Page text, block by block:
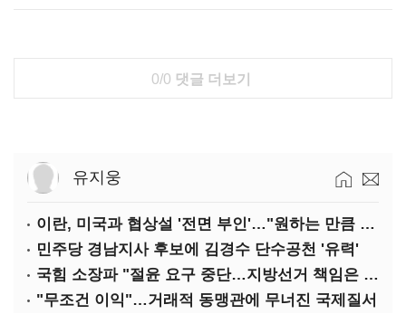
0/0 댓글 더보기
유지웅
이란, 미국과 협상설 '전면 부인'…"원하는 만큼 전쟁 가능"
민주당 경남지사 후보에 김경수 단수공천 '유력'
국힘 소장파 "절윤 요구 중단…지방선거 책임은 장동혁 몫"
"무조건 이익"…거래적 동맹관에 무너진 국제질서